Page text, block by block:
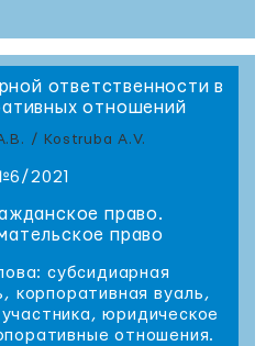
ответственности в
отношений
/ Kostruba A.V.
2021
право.
право
субсидиарная
корпоративная вуаль,
юридическое
отношения.